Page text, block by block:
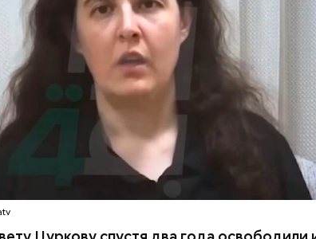
термины «модератор», «дедлайн»,
их заменить на «ведущий», «срок
поскольку в большинстве
совершенно неуместно и с этим